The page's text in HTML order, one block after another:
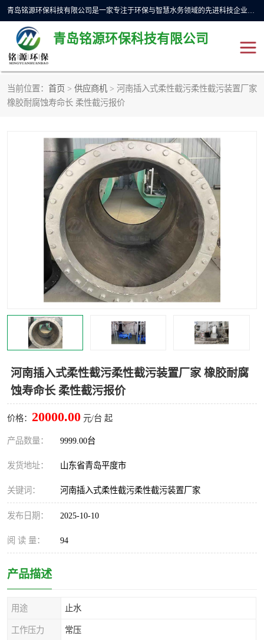
青岛铭源环保科技有限公司是一家专注于环保与智慧水务领域的先进科技企业，公司专注于云智能一体化预制泵站、水务循环利用、海绵城市、云智慧水务开发及新型环保技术研发等领域。铭源环保以为客户提供优质产品、专业技术服务为己任。为客户提供量身定制方案，提供多种配置方案满足实际使用要求。严控供货周期，并提供高标准后期维护。以环保为己任，视质量如生命，以技术做先导，靠诚信赢客户。
青岛铭源环保科技有限公司
当前位置： 首页 > 供应商机 > 河南插入式柔性截污柔性截污装置厂家
橡胶耐腐蚀寿命长 柔性截污报价
河南插入式柔性截污柔性截污装置厂家 橡胶耐腐
蚀寿命长 柔性截污报价
价格： 20000.00 元/台 起
产品数量： 9999.00台
发货地址： 山东省青岛平度市
关键词： 河南插入式柔性截污柔性截污装置厂家
发布日期： 2025-10-10
阅 读 量： 94
产品描述
用途 止水
工作压力 常压
一体化HMPP泵站
下开式堰门 液动限流闸门
加压泵房/灌溉泵房 一体化预制泵站
不锈钢浮筒阀 真空冲洗装置
雨水收集回用装置 门式冲洗装置
智能一体化灌溉泵房 一体化污水处理泵房
水面垃圾清理装置 浅层砂过滤装置
一体化泵闸 柔性截污
真空冲洗设备
水平自清洗格栅